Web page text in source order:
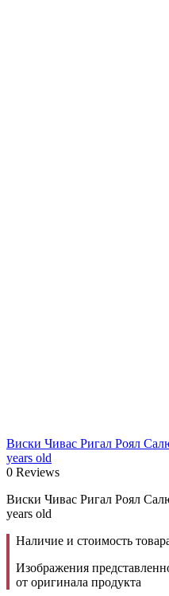
Виски Чивас Ригал Роял
years old
0 Reviews
Виски Чивас Ригал Роял
years old
Наличие и стоимость
Изображения
от оригинала продукта